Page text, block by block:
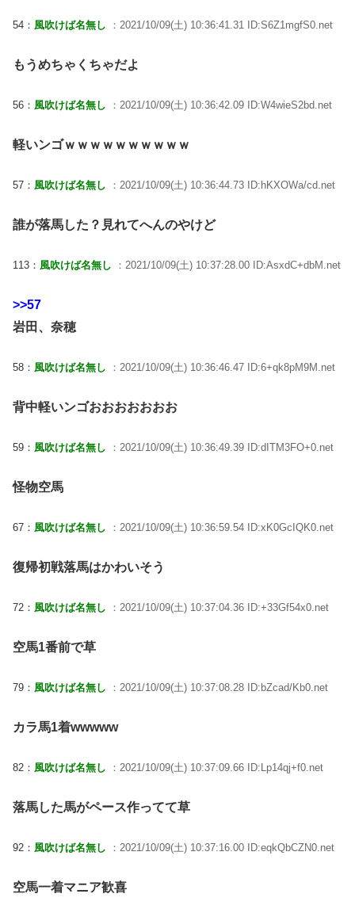
54： 風吹けば名無し ：2021/10/09(土) 10:36:41.31 ID:S6Z1mgfS0.net
もうめちゃくちゃだよ
56： 風吹けば名無し ：2021/10/09(土) 10:36:42.09 ID:W4wieS2bd.net
軽いンゴｗｗｗｗｗｗｗｗｗｗ
57： 風吹けば名無し ：2021/10/09(土) 10:36:44.73 ID:hKXOWa/cd.net
誰が落馬した？見れてへんのやけど
113： 風吹けば名無し ：2021/10/09(土) 10:37:28.00 ID:AsxdC+dbM.net
>>57
岩田、奈穂
58： 風吹けば名無し ：2021/10/09(土) 10:36:46.47 ID:6+qk8pM9M.net
背中軽いンゴおおおおおおお
59： 風吹けば名無し ：2021/10/09(土) 10:36:49.39 ID:dITM3FO+0.net
怪物空馬
67： 風吹けば名無し ：2021/10/09(土) 10:36:59.54 ID:xK0GcIQK0.net
復帰初戦落馬はかわいそう
72： 風吹けば名無し ：2021/10/09(土) 10:37:04.36 ID:+33Gf54x0.net
空馬1番前で草
79： 風吹けば名無し ：2021/10/09(土) 10:37:08.28 ID:bZcad/Kb0.net
カラ馬1着wwwww
82： 風吹けば名無し ：2021/10/09(土) 10:37:09.66 ID:Lp14qj+f0.net
落馬した馬がペース作ってて草
92： 風吹けば名無し ：2021/10/09(土) 10:37:16.00 ID:eqkQbCZN0.net
空馬一着マニア歓喜